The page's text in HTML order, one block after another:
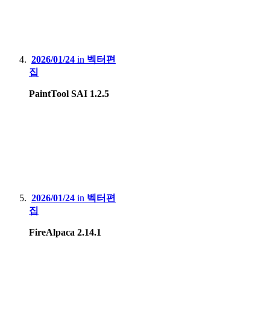
2026/01/24 in 벡터편
집
PaintTool SAI 1.2.5
2026/01/24 in 벡터편
집
FireAlpaca 2.14.1